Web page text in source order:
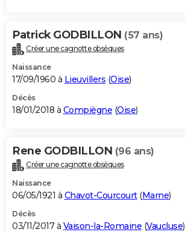
Patrick GODBILLON (57 ans)
Créer une cagnotte obsèques
Naissance
17/09/1960 à Lieuvillers (Oise)
Décès
18/01/2018 à Compiègne (Oise)
Rene GODBILLON (96 ans)
Créer une cagnotte obsèques
Naissance
06/05/1921 à Chavot-Courcourt(Marne)
Décès
03/11/2017 à Vaison-la-Romaine (Vaucluse)